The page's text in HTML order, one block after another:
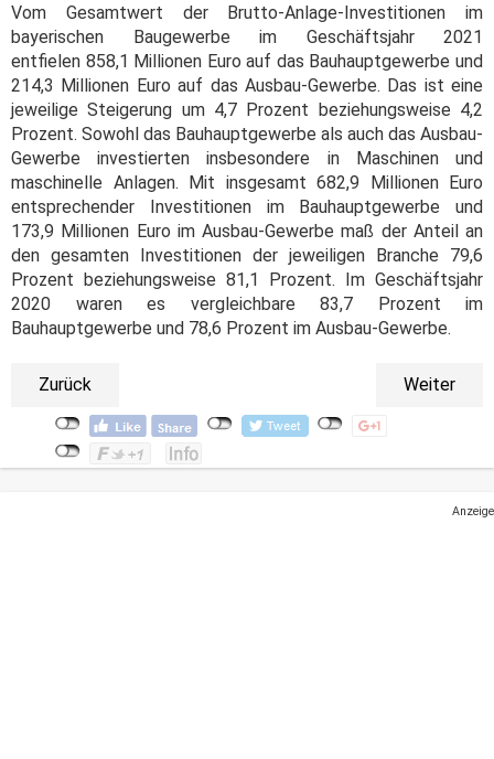
Vom Gesamtwert der Brutto-Anlage-Investitionen im
bayerischen Baugewerbe im Geschäftsjahr 2021
entfielen 858,1 Millionen Euro auf das Bauhauptgewerbe und
214,3 Millionen Euro auf das Ausbau-Gewerbe. Das ist eine
jeweilige Steigerung um 4,7 Prozent beziehungsweise 4,2
Prozent. Sowohl das Bauhauptgewerbe als auch das Ausbau-
Gewerbe investierten insbesondere in Maschinen und
maschinelle Anlagen. Mit insgesamt 682,9 Millionen Euro
entsprechender Investitionen im Bauhauptgewerbe und
173,9 Millionen Euro im Ausbau-Gewerbe maß der Anteil an
den gesamten Investitionen der jeweiligen Branche 79,6
Prozent beziehungsweise 81,1 Prozent. Im Geschäftsjahr
2020 waren es vergleichbare 83,7 Prozent im
Bauhauptgewerbe und 78,6 Prozent im Ausbau-Gewerbe.
Zurück Weiter
Anzeige